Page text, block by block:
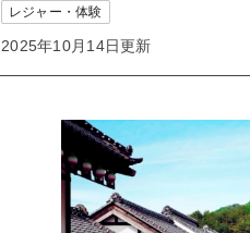
レジャー・体験
2025年10月14日更新